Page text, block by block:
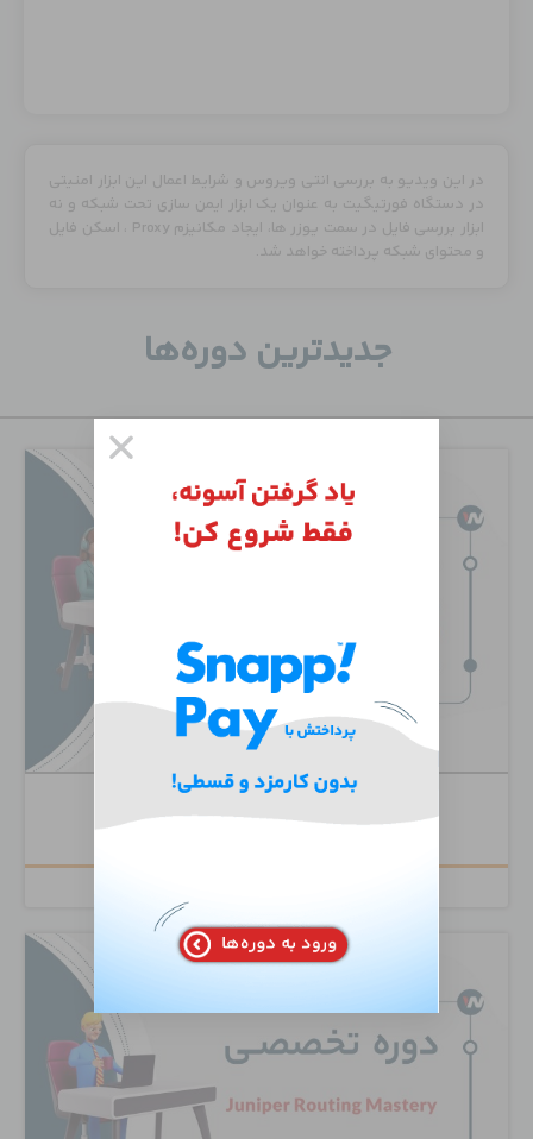
در این ویدیو به بررسی انتی ویروس و شرایط اعمال این ابزار امنیتی
در دستگاه فورتیگیت به عنوان یک ابزار ایمن سازی تحت شبکه و نه
ابزار بررسی فایل در سمت یوزر ها، ایجاد مکانیزم Proxy ، اسکن فایل
و محتوای شبکه پرداخته خواهد شد.
جدید‌ترین دوره‌ها
Cisco Unity Connection